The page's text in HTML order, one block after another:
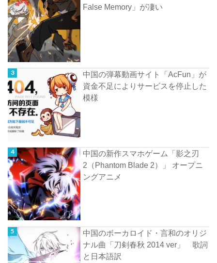
False Memory」が凄い
中国の弾幕動画サイト「AcFun」が
資金不足によりサービスを停止した
模様
中国の新作スマホゲーム「影之刃
2（Phantom Blade 2）」 オープニ
ングアニメ
中国のボーカロイド・言和のオリジ
ナル曲「刀剣春秋 2014 ver」 歌詞
と日本語訳